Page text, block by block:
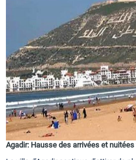
Agadir: Hausse des arrivées et